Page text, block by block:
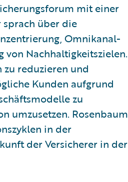
mit einer
sprach über die
Omnikanal-
Nachhaltigkeitszielen.
reduzieren und
Kunden aufgrund
zu
umzusetzen. Rosenbaum
in der
der Versicherer in der